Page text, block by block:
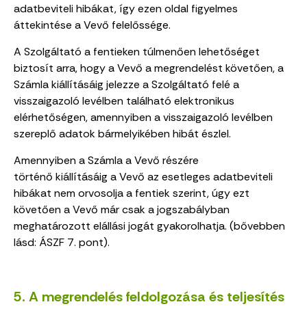
adatbeviteli hibákat, így ezen oldal figyelmes
áttekintése a Vevő felelőssége.
A Szolgáltató a fentieken túlmenően lehetőséget
biztosít arra, hogy a Vevő a megrendelést követően, a
Számla kiállításáig jelezze a Szolgáltató felé a
visszaigazoló levélben található elektronikus
elérhetőségen, amennyiben a visszaigazoló levélben
szereplő adatok bármelyikében hibát észlel.
Amennyiben a Számla a Vevő részére
történő kiállításáig a Vevő az esetleges adatbeviteli
hibákat nem orvosolja a fentiek szerint, úgy ezt
követően a Vevő már csak a jogszabályban
meghatározott elállási jogát gyakorolhatja. (bővebben
lásd: ÁSZF 7. pont).
5. A megrendelés feldolgozása és teljesítés